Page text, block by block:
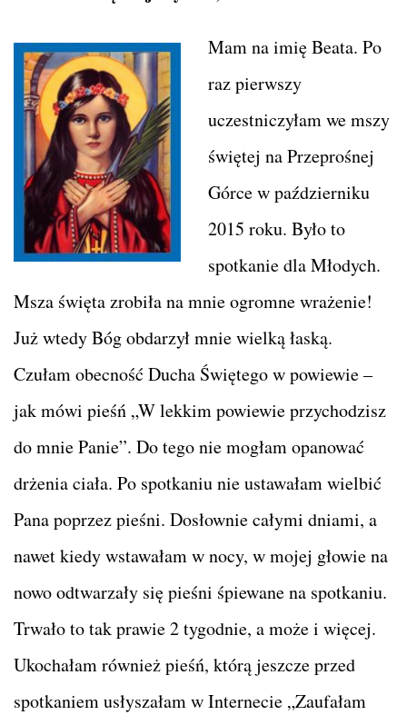
Mam na imię Beata. Po
raz pierwszy
uczestniczyłam we mszy
świętej na Przeprośnej
Górce w październiku
2015 roku. Było to
spotkanie dla Młodych.
Msza święta zrobiła na mnie ogromne wrażenie!
Już wtedy Bóg obdarzył mnie wielką łaską.
Czułam obecność Ducha Świętego w powiewie –
jak mówi pieśń „W lekkim powiewie przychodzisz
do mnie Panie”. Do tego nie mogłam opanować
drżenia ciała. Po spotkaniu nie ustawałam wielbić
Pana poprzez pieśni. Dosłownie całymi dniami, a
nawet kiedy wstawałam w nocy, w mojej głowie na
nowo odtwarzały się pieśni śpiewane na spotkaniu.
Trwało to tak prawie 2 tygodnie, a może i więcej.
Ukochałam również pieśń, którą jeszcze przed
spotkaniem usłyszałam w Internecie „Zaufałam